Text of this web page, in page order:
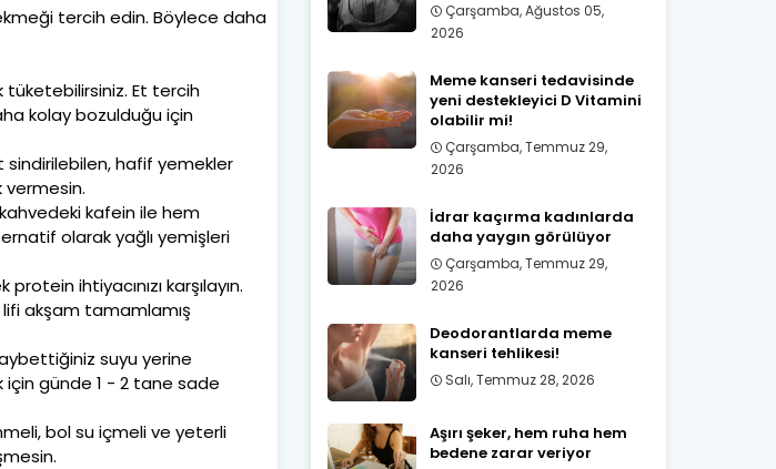
tercih edin. Böylece daha
Et tercih
kolay bozulduğu için
sindirilebilen, hafif yemekler
vermesin.
kafein ile hem
olarak yağlı yemişleri
ihtiyacınızı karşılayın.
akşam tamamlamış
suyu yerine
için günde 1 - 2 tane sade
bol su içmeli ve yeterli
Çarşamba, Ağustos 05,
2026
Meme kanseri tedavisinde
yeni destekleyici D Vitamini
olabilir mi!
Çarşamba, Temmuz 29,
2026
İdrar kaçırma kadınlarda
daha yaygın görülüyor
Çarşamba, Temmuz 29,
2026
Deodorantlarda meme
kanseri tehlikesi!
Salı, Temmuz 28, 2026
Aşırı şeker, hem ruha hem
bedene zarar veriyor